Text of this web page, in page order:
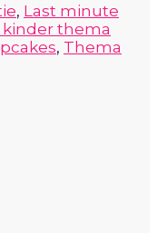
, Last minute
kinder thema
, Thema